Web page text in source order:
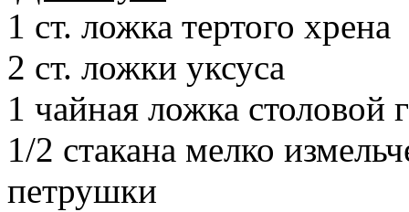
1 ст. ложка тертого хрена
2 ст. ложки уксуса
1 чайная ложка столовой
1/2 стакана мелко
петрушки